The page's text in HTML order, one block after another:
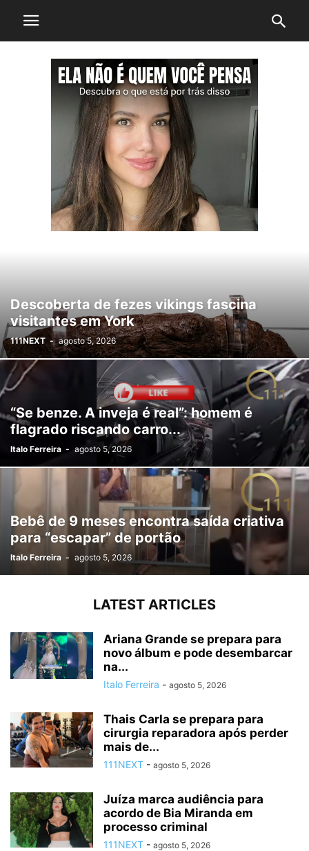
Descoberta de fezes vikings fascina
visitantes em York
111NEXT - agosto 5, 2026
“Se benze. A inveja é real”: homem é
flagrado riscando carro...
Italo Ferreira - agosto 5, 2026
Bebê de 9 meses encontra saída criativa
para “escapar” de portão
Italo Ferreira - agosto 5, 2026
LATEST ARTICLES
Ariana Grande se prepara para
novo álbum e pode desembarcar
na...
Italo Ferreira - agosto 5, 2026
Thais Carla se prepara para
cirurgia reparadora após perder
mais de...
111NEXT - agosto 5, 2026
Juíza marca audiência para
acordo de Bia Miranda em
processo criminal
111NEXT - agosto 5, 2026